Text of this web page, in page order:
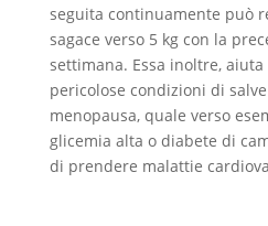
seguita continuamente può
sagace verso 5 kg con la
settimana. Essa inoltre,
pericolose condizioni di
menopausa, quale verso
glicemia alta o diabete di
di prendere malattie